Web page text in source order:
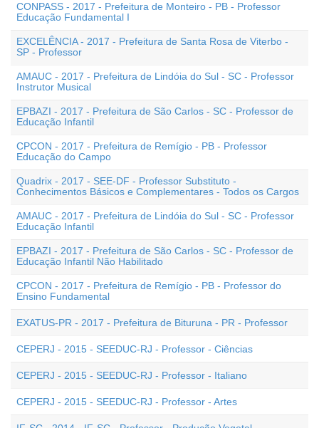
CONPASS - 2017 - Prefeitura de Monteiro - PB - Professor
Educação Fundamental I
EXCELÊNCIA - 2017 - Prefeitura de Santa Rosa de Viterbo -
SP - Professor
AMAUC - 2017 - Prefeitura de Lindóia do Sul - SC - Professor
Instrutor Musical
EPBAZI - 2017 - Prefeitura de São Carlos - SC - Professor de
Educação Infantil
CPCON - 2017 - Prefeitura de Remígio - PB - Professor
Educação do Campo
Quadrix - 2017 - SEE-DF - Professor Substituto -
Conhecimentos Básicos e Complementares - Todos os Cargos
AMAUC - 2017 - Prefeitura de Lindóia do Sul - SC - Professor
Educação Infantil
EPBAZI - 2017 - Prefeitura de São Carlos - SC - Professor de
Educação Infantil Não Habilitado
CPCON - 2017 - Prefeitura de Remígio - PB - Professor do
Ensino Fundamental
EXATUS-PR - 2017 - Prefeitura de Bituruna - PR - Professor
CEPERJ - 2015 - SEEDUC-RJ - Professor - Ciências
CEPERJ - 2015 - SEEDUC-RJ - Professor - Italiano
CEPERJ - 2015 - SEEDUC-RJ - Professor - Artes